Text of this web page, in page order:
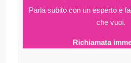
Parla subito con un esperto e
che vuoi.
Richiamata